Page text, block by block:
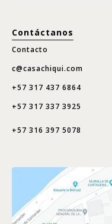
Contáctanos
Contacto
c@casachiqui.com
+57 317 437 6864
+57 317 337 3925
+57 316 397 5078